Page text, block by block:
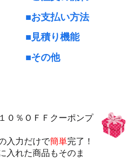
お支払い方法
見積り機能
その他
０％ＯＦＦクーポンプ
入力だけで簡単完了！
入れた商品もそのま